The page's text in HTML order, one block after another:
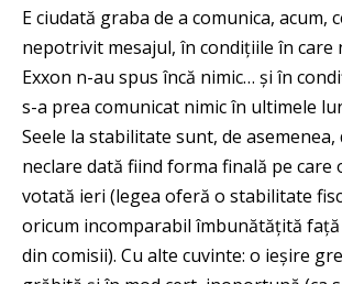
E ciudată graba de a comunica, acum,
nepotrivit mesajul, în condițiile în care
Exxon n-au spus încă nimic… și în
s-a prea comunicat nimic în ultimele
Seele la stabilitate sunt, de asemenea,
neclare dată fiind forma finală pe care
votată ieri (legea oferă o stabilitate
oricum incomparabil îmbunătățită
din comisii). Cu alte cuvinte: o ieșire